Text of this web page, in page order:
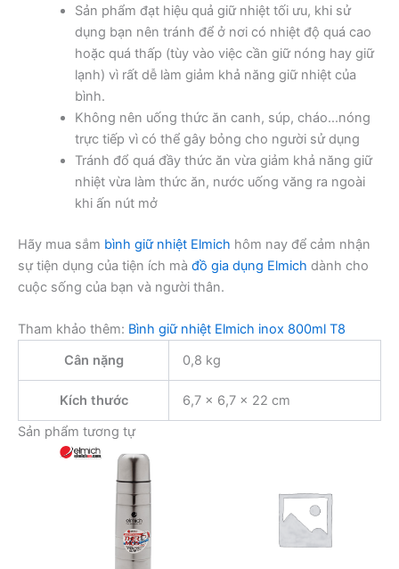
Sản phẩm đạt hiệu quả giữ nhiệt tối ưu, khi sử
dụng bạn nên tránh để ở nơi có nhiệt độ quá cao
hoặc quá thấp (tùy vào việc cần giữ nóng hay giữ
lạnh) vì rất dễ làm giảm khả năng giữ nhiệt của
bình.
Không nên uống thức ăn canh, súp, cháo…nóng
trực tiếp vì có thể gây bỏng cho người sử dụng
Tránh đổ quá đầy thức ăn vừa giảm khả năng giữ
nhiệt vừa làm thức ăn, nước uống văng ra ngoài
khi ấn nút mở
Hãy mua sắm bình giữ nhiệt Elmich hôm nay để cảm nhận
sự tiện dụng của tiện ích mà đồ gia dụng Elmich dành cho
cuộc sống của bạn và người thân.
Tham khảo thêm: Bình giữ nhiệt Elmich inox 800ml T8
Cân nặng
0,8 kg
Kích thước
6,7 × 6,7 × 22 cm
Sản phẩm tương tự